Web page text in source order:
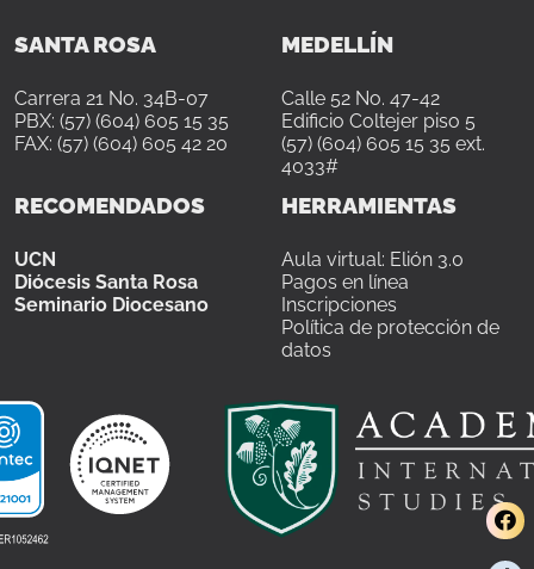
SANTA ROSA
Carrera 21 No. 34B-07
PBX: (57) (604) 605 15 35
FAX: (57) (604) 605 42 20
MEDELLÍN
Calle 52 No. 47-42
Edificio Coltejer piso 5
(57) (604) 605 15 35 ext.
4033#
RECOMENDADOS
UCN
Diócesis Santa Rosa
Seminario Diocesano
HERRAMIENTAS
Aula virtual: Elión 3.0
Pagos en línea
Inscripciones
Política de protección de
datos